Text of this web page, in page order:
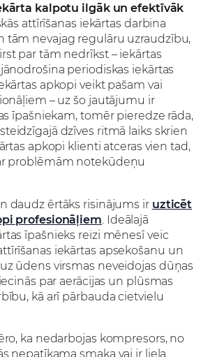
kalpotu ilgāk un efektīvāk
attīrīšanas iekārtas darbina
tām nevajag regulāru uzraudzību,
par tām nedrīkst – iekārtas
periodiskas iekārtas
apkopi veikt pašam vai
– uz šo jautājumu ir
īpašniekam, tomēr pieredze rāda,
dzīves ritmā laiks skrien
apkopi klienti atceras vien tad,
problēmām notekūdeņu
daudz ērtāks risinājums ir uzticēt
profesionāļiem . Ideālajā
īpašnieks reizi mēnesī veic
iekārtas apsekošanu un
ūdens virsmas neveidojas dūņas
par aerācijas un plūsmas
kā arī pārbauda cietvielu
ka nedarbojas kompresors, no
nepatīkama smaka vai ir liela